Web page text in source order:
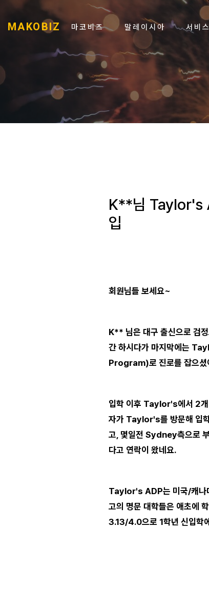
MAKOBIZ 마코비즈 말레이시아 서비스
K**님 Taylor's
입
회원님들 보세요~
K** 님은 대구 출신으로 검
간 하시다가 마지막에는
Program)로 진로를 잡으셨
입학 이후 Taylor's에서 2
자가 Taylor's를 방문해 입학
고, 몇일전 Sydney측으로
다고 연락이 왔네요.
Taylor's ADP는 미국/캐나
고의 명문 대학들은 애초에
3.13/4.0으로 1학년 신입학